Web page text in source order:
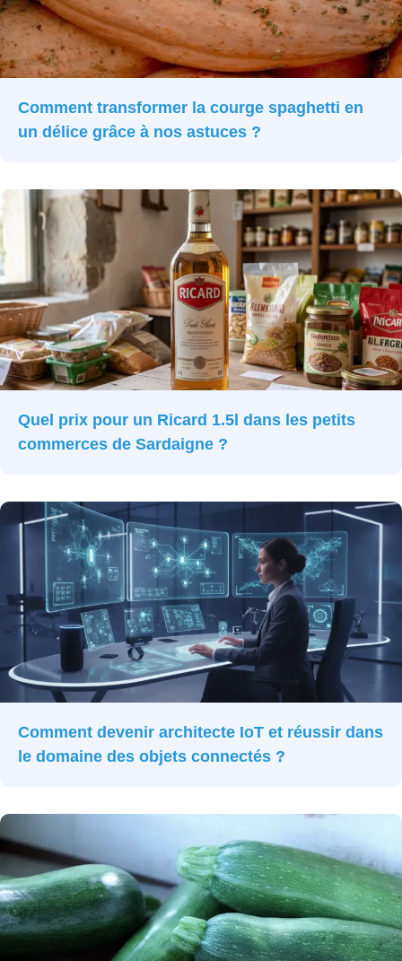
Comment transformer la courge spaghetti en
un délice grâce à nos astuces ?
Quel prix pour un Ricard 1.5l dans les petits
commerces de Sardaigne ?
Comment devenir architecte IoT et réussir dans
le domaine des objets connectés ?